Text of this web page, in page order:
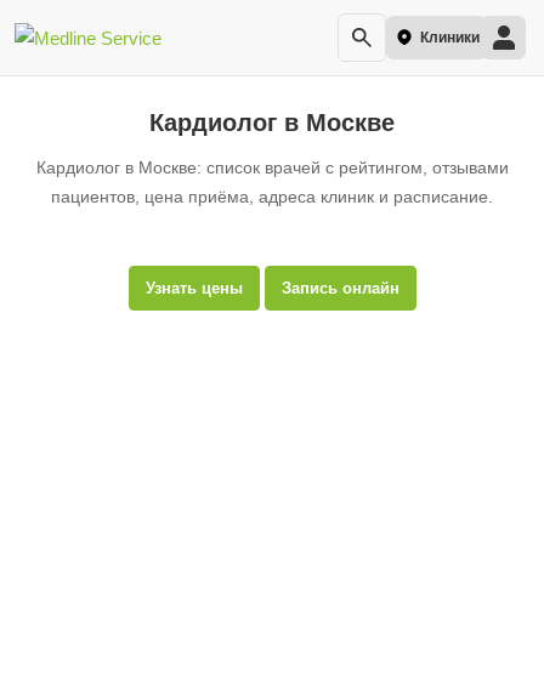
Клиники
Кардиолог в Москве
Кардиолог в Москве: список врачей с рейтингом, отзывами
пациентов, цена приёма, адреса клиник и расписание.
Узнать цены Запись онлайн